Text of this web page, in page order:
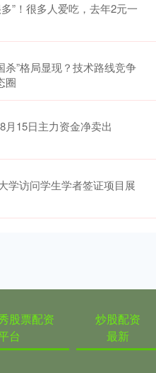
”！很多人爱吃，去年2元一
”格局显现？技术路线竞争
圈
月15日主力资金净卖出
学访问学生学者签证项目展
股票配资
台
炒股配资
最新